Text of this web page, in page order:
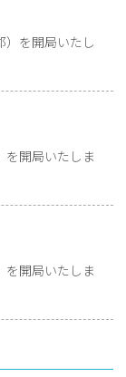
）を開局いたし
を開局いたしま
を開局いたしま